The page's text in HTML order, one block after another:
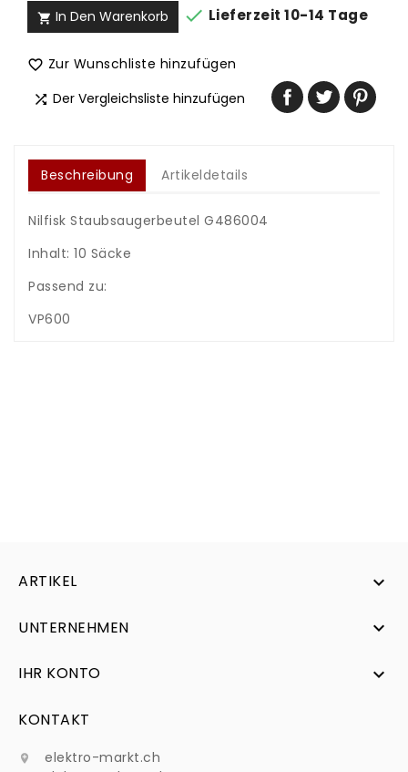
 In Den Warenkorb  Lieferzeit 10-14 Tage
 Zur Wunschliste hinzufügen
 Der Vergleichsliste hinzufügen
Beschreibung Artikeldetails
Nilfisk Staubsaugerbeutel G486004
Inhalt: 10 Säcke
Passend zu:
VP600
ARTIKEL 
UNTERNEHMEN 
IHR KONTO 
KONTAKT

elektro-markt.ch